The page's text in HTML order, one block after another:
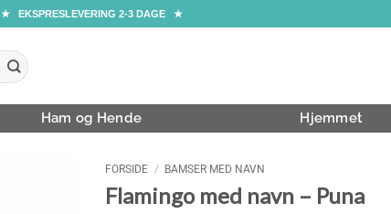
★ EKSPRESLEVERING 2-3 DAGE ★
Ham og Hende Hjemmet
FORSIDE / BAMSER MED NAVN
Flamingo med navn – Puna